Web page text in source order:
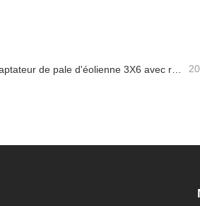
1. Adaptateur de pale d'éolienne 3X6 avec remorque modulaire